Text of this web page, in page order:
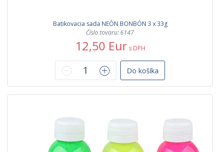
Batikovacia sada NEÓN BONBÓN 3 x 33g
Číslo tovaru: 6147
12,50 Eur s DPH
Do košíka